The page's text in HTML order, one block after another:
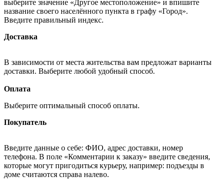
выберите значение «Другое местоположение» и впишите
название своего населённого пункта в графу «Город».
Введите правильный индекс.
Доставка
В зависимости от места жительства вам предложат варианты
доставки. Выберите любой удобный способ.
Оплата
Выберите оптимальный способ оплаты.
Покупатель
Введите данные о себе: ФИО, адрес доставки, номер
телефона. В поле «Комментарии к заказу» введите сведения,
которые могут пригодиться курьеру, например: подъезды в
доме считаются справа налево.